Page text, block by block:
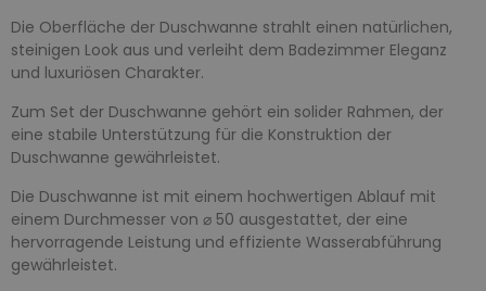
Die Oberfläche der Duschwanne strahlt einen natürlichen,
steinigen Look aus und verleiht dem Badezimmer Eleganz
und luxuriösen Charakter.
Zum Set der Duschwanne gehört ein solider Rahmen, der
eine stabile Unterstützung für die Konstruktion der
Duschwanne gewährleistet.
Die Duschwanne ist mit einem hochwertigen Ablauf mit
einem Durchmesser von ⌀ 50 ausgestattet, der eine
hervorragende Leistung und effiziente Wasserabführung
gewährleistet.